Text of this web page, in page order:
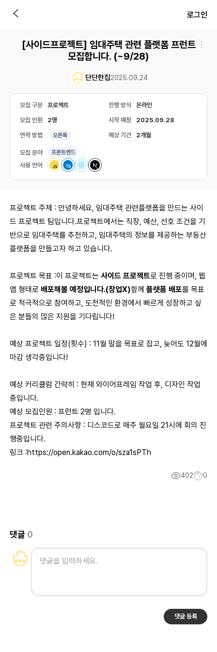
로그인
[사이드프로젝트] 임대주택 관련 플랫폼 프런트
모집합니다. (~9/28)
단단한집2025.09.24
모집 구분 프로젝트 진행 방식 온라인
모집 인원 2명 시작 예정 2025.09.28
연락 방법 오픈톡 예상 기간 2개월
모집 분야 프론트엔드
사용 언어
프로젝트 주제 : 안녕하세요, 임대주택 관련플랫폼을 만드는 사이
드 프로젝트 팀입니다.프로젝트에서는 직장, 예산, 선호 조건을 기
반으로 임대주택를 추천하고, 임대주택의 정보를 제공하는 부동산
플랫폼을 만들고자 하고 있습니다.
프로젝트 목표 :이 프로젝트는 사이드 프로젝트로 진행 중이며, 웹
앱 형태로 배포해볼 예정입니다.(창업X)함께 플랫폼 배포를 목표
로 적극적으로 참여하고, 도전적인 환경에서 빠르게 성장하고 싶
은 분들의 많은 지원을 기다립니다!
예상 프로젝트 일정(횟수) : 11월 말을 목표로 잡고, 늦어도 12월에
마감 생각중입니다!
예상 커리큘럼 간략히 : 현재 와이어프레임 작업 후, 디자인 작업
중입니다.
예상 모집인원 : 프런트 2명 입니다.
프로젝트 관련 주의사항 : 디스코드로 매주 월요일 21시에 회의 진
행중입니다.
링크 :https://open.kakao.com/o/sza1sPTh
402 0
댓글 0
댓글 등록